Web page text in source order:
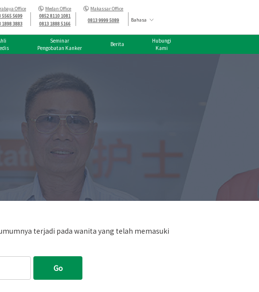
Office
5565 5699
1898 3883
Medan Office
0852 8110 1081
0813 1888 5166
Makassar Office
0813 9999 5089
Bahasa
Seminar
Pengobatan Kanker
Berita
Hubungi
Kami
terjadi pada wanita yang telah memasuki